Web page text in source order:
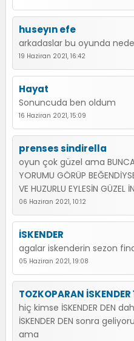
huseyın efe
arkadaslar bu oyunda
19 Haziran 2021, 16:42
Hayat
Sonuncuda ben oldum
16 Haziran 2021, 15:09
prenses sindirella
oyun çok güzel ama BUNCA
YORUMU GÖRÜP
VE HUZURLU EYLESİN GÜZEL
06 Haziran 2021, 10:12
İSKENDER
agalar iskenderin sezon
05 Haziran 2021, 19:08
TOZKOPARAN İSKENDER
hiç kimse İSKENDER DEN
İSKENDER DEN sonra
ama